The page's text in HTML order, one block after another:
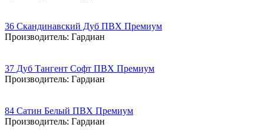
36 Скандинавский Дуб ПВХ Премиум
Производитель: Гардиан
37 Дуб Тангент Софт ПВХ Премиум
Производитель: Гардиан
84 Сатин Белый ПВХ Премиум
Производитель: Гардиан